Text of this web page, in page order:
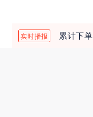
实时播报 累计下单